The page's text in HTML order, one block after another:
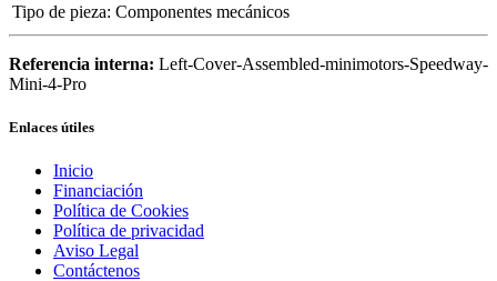
Tipo de pieza: Componentes mecánicos
Referencia interna: Left-Cover-Assembled-minimotors-Speedway-
Mini-4-Pro
Enlaces útiles
Inicio
Financiación
Política de Cookies
Política de privacidad
Aviso Legal
Contáctenos